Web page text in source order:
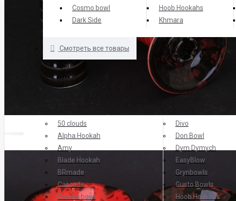
Cosmo bowl
Dark Side
Hoob Hookahs
Khmara
Смотреть все товары
БРЕНДЫ
50 clouds
Alpha Hookah
Amy
Blade Hookah
BRmade
Cascade
Cosmo bowl
Divo
Don Bowl
Dym Dymych
EasyBlow
Grynbowls
Gusto Bowls
Hoob Hookahs